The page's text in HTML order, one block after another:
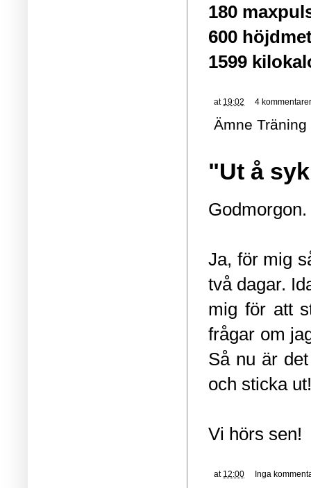
180
600
1599
at 19:02 4
Ämne Träning
"Ut å
Godmorgon.
Ja, för mig
två dagar.
mig för att
frågar om
Så nu är
och sticka
Vi hörs sen!
at 12:00 Inga